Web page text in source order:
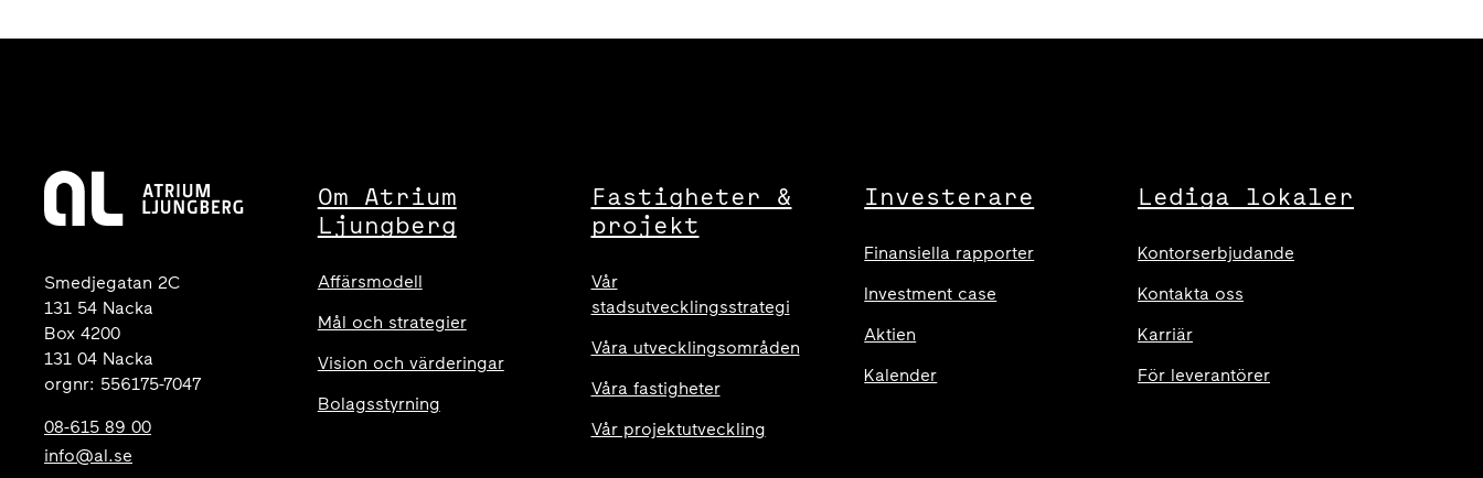
Smedjegatan 2C
131 54 Nacka
Box 4200
131 04 Nacka
orgnr: 556175-7047
08-615 89 00
info@al.se
Om Atrium
Ljungberg
Affärsmodell
Mål och strategier
Vision och värderingar
Bolagsstyrning
Fastigheter &
projekt
Vår
stadsutvecklingsstrategi
Våra utvecklingsområden
Våra fastigheter
Vår projektutveckling
Investerare
Finansiella rapporter
Investment case
Aktien
Kalender
Lediga lokaler
Kontorserbjudande
Kontakta oss
Karriär
För leverantörer